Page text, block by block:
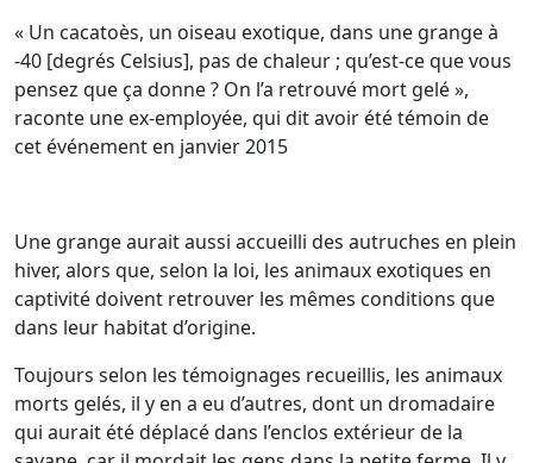
« Un cacatoès, un oiseau exotique, dans une grange à
-40 [degrés Celsius], pas de chaleur ; qu’est-ce que vous
pensez que ça donne ? On l’a retrouvé mort gelé »,
raconte une ex-employée, qui dit avoir été témoin de
cet événement en janvier 2015
Une grange aurait aussi accueilli des autruches en plein
hiver, alors que, selon la loi, les animaux exotiques en
captivité doivent retrouver les mêmes conditions que
dans leur habitat d’origine.
Toujours selon les témoignages recueillis, les animaux
morts gelés, il y en a eu d’autres, dont un dromadaire
qui aurait été déplacé dans l’enclos extérieur de la